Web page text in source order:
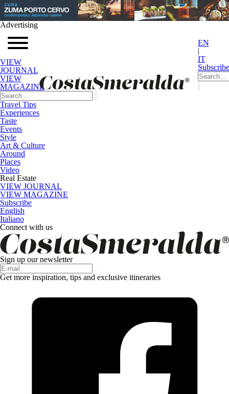
Advertising
VIEW
JOURNAL
VIEW
MAGAZINE
EN
|
IT
Subscribe
Travel Tips
Experiences
Taste
Events
Style
Art & Culture
Around
Places
Video
Real Estate
VIEW JOURNAL
VIEW MAGAZINE
Subscribe
English
Italiano
Connect with us
Sign up our newsletter
Get more inspiration, tips and exclusive itineraries